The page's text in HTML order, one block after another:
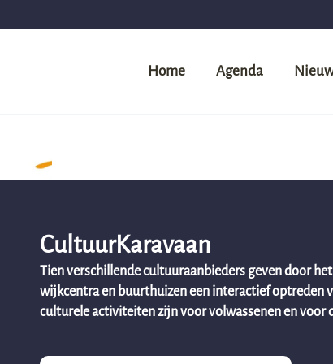
Home Agenda
CultuurKaravaan
Tien verschillende cultuuraanbieders geven door
wijkcentra en buurthuizen een interactief optreden
culturele activiteiten zijn voor volwassenen en voor